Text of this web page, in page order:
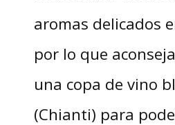
aromas delicados
por lo que
una copa de vino
(Chianti) para